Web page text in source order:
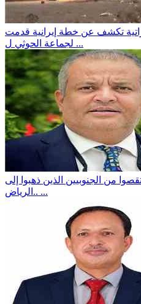
تكشف عن خطة إيرانية قدمت
لجماعة الحوثي ل ...
من الجنوبيين الذين ذهبوا إلى
الرياض.. ...